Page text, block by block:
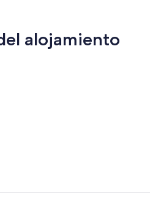
alojamiento